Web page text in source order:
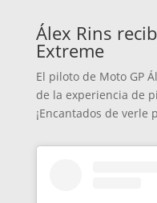
Álex Rins
Extreme
El piloto de Moto GP
de la experiencia de
¡Encantados de verle